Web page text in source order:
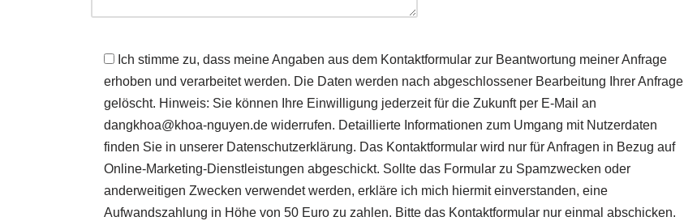
Ich stimme zu, dass meine Angaben aus dem Kontaktformular zur Beantwortung meiner Anfrage
erhoben und verarbeitet werden. Die Daten werden nach abgeschlossener Bearbeitung Ihrer Anfrage
gelöscht. Hinweis: Sie können Ihre Einwilligung jederzeit für die Zukunft per E-Mail an
dangkhoa@khoa-nguyen.de widerrufen. Detaillierte Informationen zum Umgang mit Nutzerdaten
finden Sie in unserer Datenschutzerklärung. Das Kontaktformular wird nur für Anfragen in Bezug auf
Online-Marketing-Dienstleistungen abgeschickt. Sollte das Formular zu Spamzwecken oder
anderweitigen Zwecken verwendet werden, erkläre ich mich hiermit einverstanden, eine
Aufwandszahlung in Höhe von 50 Euro zu zahlen. Bitte das Kontaktformular nur einmal abschicken.